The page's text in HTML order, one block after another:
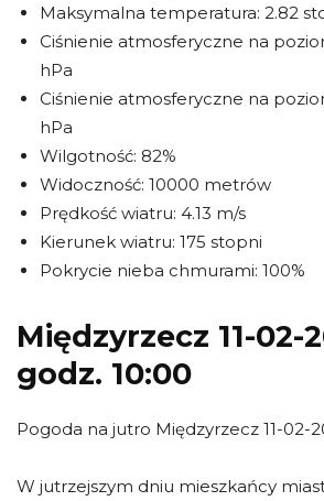
Maksymalna temperatura: 2.82
Ciśnienie atmosferyczne na
hPa
Ciśnienie atmosferyczne na
hPa
Wilgotność: 82%
Widoczność: 10000 metrów
Prędkość wiatru: 4.13 m/s
Kierunek wiatru: 175 stopni
Pokrycie nieba chmurami: 100%
Międzyrzecz 11-02-
godz. 10:00
Pogoda na jutro Międzyrzecz 11-02-
W jutrzejszym dniu mieszkańcy